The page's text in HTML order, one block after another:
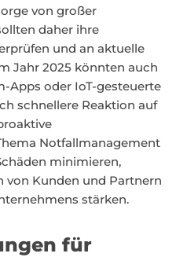
von großer
daher ihre
und an aktuelle
Jahr 2025 könnten auch
Apps oder IoT-gesteuerte
schnellere Reaktion auf
Notfallmanagement
minimieren,
von Kunden und Partnern
stärken.
für